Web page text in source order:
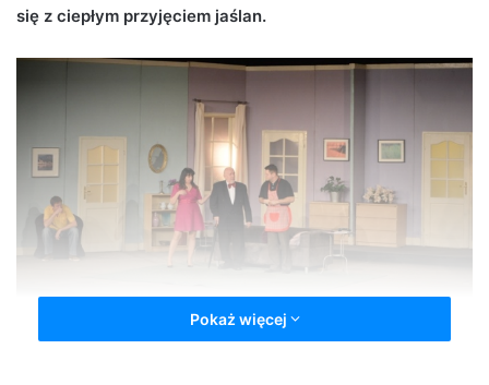
i
się z ciepłym przyjęciem jaślan.
Pokaż więcej